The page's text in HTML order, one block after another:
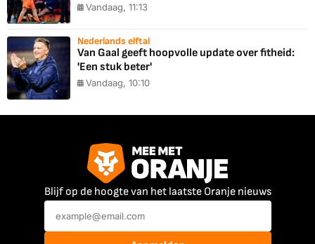
Vandaag, 11:13
Nederlands elftal
Van Gaal geeft hoopvolle update over fitheid:
'Een stuk beter'
Vandaag, 10:10
Blijf op de hoogte van het laatste Oranje nieuws